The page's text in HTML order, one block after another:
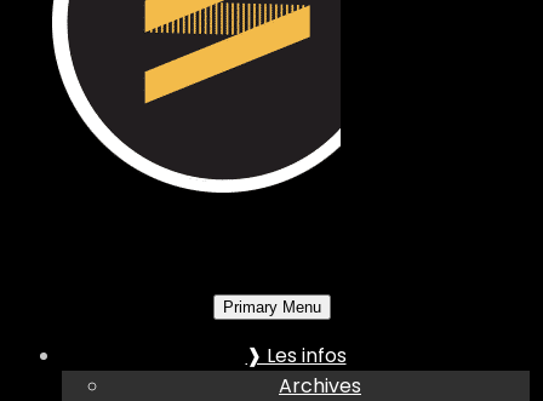
Primary Menu
❱ Les infos
Archives